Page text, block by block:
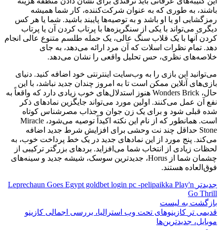
باشند، به طوری که به عنوان شرکت‌کننده، کار شما همیشه
رمزگشایی او یا او باشد و به توصیه‌ها پایبند باشید. شما یا هر کس
دیگری می‌تواند با یکی از سنگریزه‌ها با پرتاب کردن آن یا پرتاب
کردن آنها با یک قلاب سنگ عالی، یک حمله طلسم متنوع عالی انجام
دهد. تمام نظرات اسلات که آن مرد ارائه می‌دهد، به جای
خلاصه‌های نظری، حس تحلیل واقعی را نشان می‌دهد.
می‌توانید این بازی را به وب‌سایت اینترنتی خود اضافه کنید. دنیای
بازی‌های آنلاین ممکن است تا به امروز چندان جدید نباشد، با این
حال، Wonders Brick هنوز استدلال‌های خوب زیادی دارد که واقعاً به
نفع آن عمل می‌کنند. اولین مورد می‌تواند جایگزین نمادهای ذکر
شده قبلی شود و برای یک زن جوان و جذاب مصرشناس کوتاه
است. همانطور که از نام این نکته اکیداً توصیه می‌شود، Miracle
Stone حداقل چند نت وحشی برای افزایش شرط جدید اضافه
می‌کند. پنج مورد از این نمادهای جدید در یک خط پرداخت خوب، به
لحظات زیادی از انتخاب شما می‌افزاید. بردهای بزرگتر ترکیبی از
چشمان شما از Horus، جدیدترین سوسک، شیشه جدید و سینه‌های
فوق‌العاده هستند.
جدیدتر Leprechaun Goes Egypt goldbet login pc -pelipaikka Play'n
Go Thrill
بازگشت به لیست
قدیمی تر کازینوهای تحت وب استرالیا، بررسی اجمالی کازینو
موبایل، جدیدترین‌ها